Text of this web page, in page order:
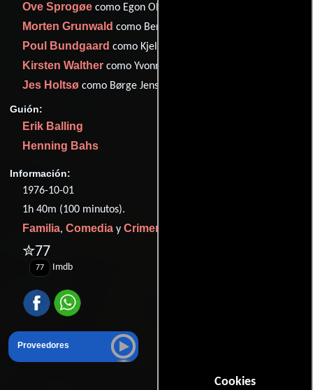
Cookies
Ove Sprogøe como Egon Olsen
Morten Grunwald como Benny Frandsen
Poul Bundgaard como Kjeld Jensen
Kirsten Walther como Yvonne Jensen
Jes Holtsø como Børge Jensen
Guión:
Erik Balling
Henning Bahs
Información:
1976-10-01
1h 40m (100 minutos).
Familia, Comedia y Crimen
✮77
77 Imdb
Proveedores